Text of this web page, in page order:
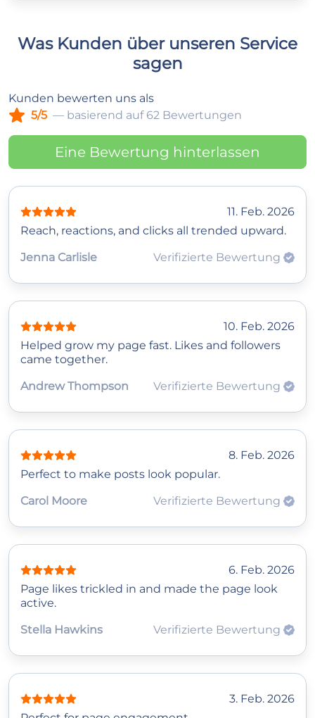
Was Kunden über unseren Service
sagen
Kunden bewerten uns als
5/5 — basierend auf 62 Bewertungen
Eine Bewertung hinterlassen
11. Feb. 2026
Reach, reactions, and clicks all trended upward.
Jenna Carlisle
Verifizierte Bewertung
10. Feb. 2026
Helped grow my page fast. Likes and followers
came together.
Andrew Thompson
Verifizierte Bewertung
8. Feb. 2026
Perfect to make posts look popular.
Carol Moore
Verifizierte Bewertung
6. Feb. 2026
Page likes trickled in and made the page look
active.
Stella Hawkins
Verifizierte Bewertung
3. Feb. 2026